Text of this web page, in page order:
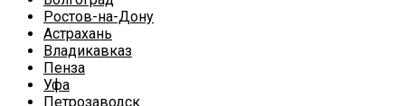
Ростов-на-Дону
Астрахань
Владикавказ
Пенза
Уфа
Петрозаводск